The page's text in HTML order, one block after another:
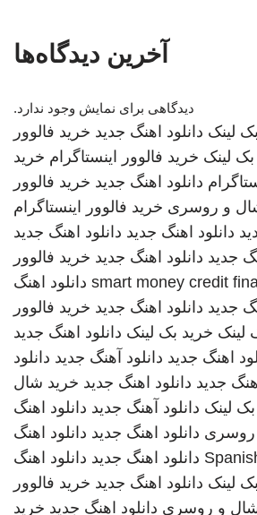
آخرین دیدگاه‌ها
دیدگاهی برای نمایش وجود ندارد.
لینک دانلود اهنگ جدید خرید فالوور
لینک خرید فالوور اینستاگرام خرید
دانلود اهنگ جدید خرید فالوور
و روسری خرید فالوور اینستاگرام
دانلود اهنگ جدید دانلود اهنگ جدید
جدید دانلود اهنگ جدید خرید فالوور
smart money credit دانلود اهنگ
جدید دانلود اهنگ جدید خرید فالوور
لینک خرید بک لینک دانلود اهنگ جدید
اهنگ جدید دانلود آهنگ جدید دانلود
جدید دانلود اهنگ جدید خرید شال
لینک دانلود آهنگ جدید دانلود اهنگ
روسری دانلود اهنگ جدید دانلود اهنگ
دانلود اهنگ جدید دانلود اهنگ
لینک دانلود اهنگ جدید خرید فالوور
و روسری دانلود اهنگ جدید خرید